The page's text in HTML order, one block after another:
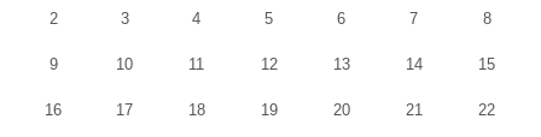
2 3 4 5 6 7 8
9 10 11 12 13 14 15
16 17 18 19 20 21 22